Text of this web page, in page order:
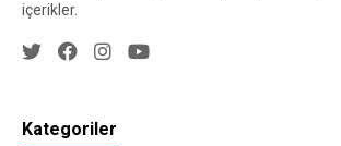
içerikler.
Kategoriler